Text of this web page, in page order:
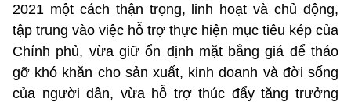
2021 một cách thận trọng, linh hoạt và chủ động,
tập trung vào việc hỗ trợ thực hiện mục tiêu kép của
Chính phủ, vừa giữ ổn định mặt bằng giá để tháo
gỡ khó khăn cho sản xuất, kinh doanh và đời sống
của người dân, vừa hỗ trợ thúc đẩy tăng trưởng